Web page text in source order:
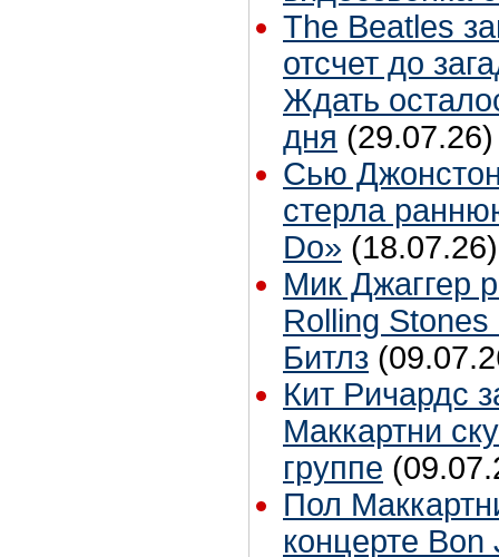
The Beatles
отсчет до
Ждать
дня (29.07.26)
Сью
стерла
Do» (18.07.26)
Мик Джаггер
Rolling Stones
Битлз
Кит Ричардс
Маккартни
группе
Пол
концерте